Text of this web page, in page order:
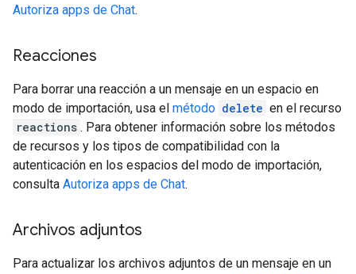
Autoriza apps de Chat.
Reacciones
Para borrar una reacción a un mensaje en un espacio en
modo de importación, usa el método delete en el recurso
reactions . Para obtener información sobre los métodos
de recursos y los tipos de compatibilidad con la
autenticación en los espacios del modo de importación,
consulta Autoriza apps de Chat.
Archivos adjuntos
Para actualizar los archivos adjuntos de un mensaje en un